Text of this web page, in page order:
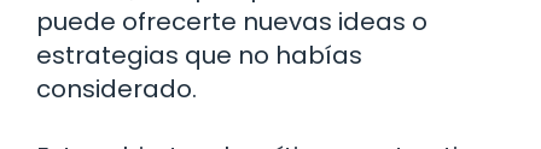
puede ofrecerte nuevas ideas o
estrategias que no habías
considerado.